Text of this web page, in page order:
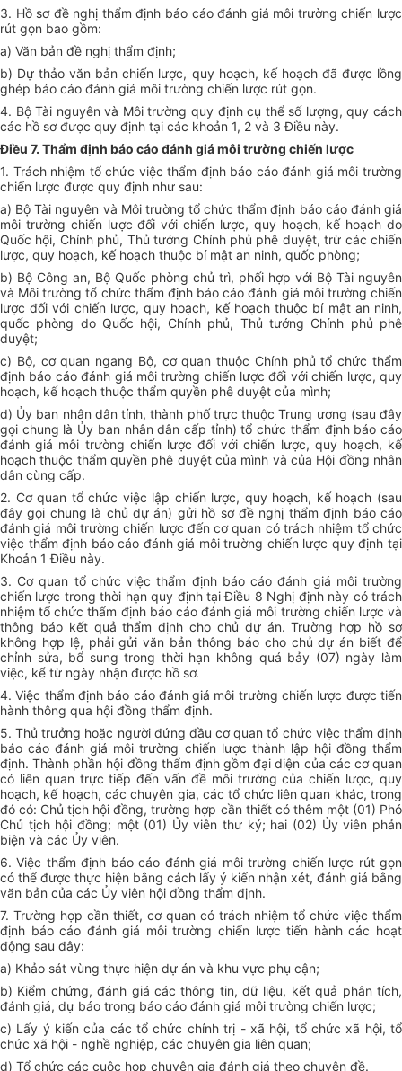
3. Hồ sơ đề nghị thẩm định báo cáo đánh giá môi trường chiến lược
rút gọn bao gồm:
a) Văn bản đề nghị thẩm định;
b) Dự thảo văn bản chiến lược, quy hoạch, kế hoạch đã được lồng
ghép báo cáo đánh giá môi trường chiến lược rút gọn.
4. Bộ Tài nguyên và Môi trường quy định cụ thể số lượng, quy cách
các hồ sơ được quy định tại các khoản 1, 2 và 3 Điều này.
Điều 7. Thẩm định báo cáo đánh giá môi trường chiến lược
1. Trách nhiệm tổ chức việc thẩm định báo cáo đánh giá môi trường
chiến lược được quy định như sau:
a) Bộ Tài nguyên và Môi trường tổ chức thẩm định báo cáo đánh giá
môi trường chiến lược đối với chiến lược, quy hoạch, kế hoạch do
Quốc hội, Chính phủ, Thủ tướng Chính phủ phê duyệt, trừ các chiến
lược, quy hoạch, kế hoạch thuộc bí mật an ninh, quốc phòng;
b) Bộ Công an, Bộ Quốc phòng chủ trì, phối hợp với Bộ Tài nguyên
và Môi trường tổ chức thẩm định báo cáo đánh giá môi trường chiến
lược đối với chiến lược, quy hoạch, kế hoạch thuộc bí mật an ninh,
quốc phòng do Quốc hội, Chính phủ, Thủ tướng Chính phủ phê
duyệt;
c) Bộ, cơ quan ngang Bộ, cơ quan thuộc Chính phủ tổ chức thẩm
định báo cáo đánh giá môi trường chiến lược đối với chiến lược, quy
hoạch, kế hoạch thuộc thẩm quyền phê duyệt của mình;
d) Ủy ban nhân dân tỉnh, thành phố trực thuộc Trung ương (sau đây
gọi chung là Ủy ban nhân dân cấp tỉnh) tổ chức thẩm định báo cáo
đánh giá môi trường chiến lược đối với chiến lược, quy hoạch, kế
hoạch thuộc thẩm quyền phê duyệt của mình và của Hội đồng nhân
dân cùng cấp.
2. Cơ quan tổ chức việc lập chiến lược, quy hoạch, kế hoạch (sau
đây gọi chung là chủ dự án) gửi hồ sơ đề nghị thẩm định báo cáo
đánh giá môi trường chiến lược đến cơ quan có trách nhiệm tổ chức
việc thẩm định báo cáo đánh giá môi trường chiến lược quy định tại
Khoản 1 Điều này.
3. Cơ quan tổ chức việc thẩm định báo cáo đánh giá môi trường
chiến lược trong thời hạn quy định tại Điều 8 Nghị định này có trách
nhiệm tổ chức thẩm định báo cáo đánh giá môi trường chiến lược và
thông báo kết quả thẩm định cho chủ dự án. Trường hợp hồ sơ
không hợp lệ, phải gửi văn bản thông báo cho chủ dự án biết để
chỉnh sửa, bổ sung trong thời hạn không quá bảy (07) ngày làm
việc, kể từ ngày nhận được hồ sơ.
4. Việc thẩm định báo cáo đánh giá môi trường chiến lược được tiến
hành thông qua hội đồng thẩm định.
5. Thủ trưởng hoặc người đứng đầu cơ quan tổ chức việc thẩm định
báo cáo đánh giá môi trường chiến lược thành lập hội đồng thẩm
định. Thành phần hội đồng thẩm định gồm đại diện của các cơ quan
có liên quan trực tiếp đến vấn đề môi trường của chiến lược, quy
hoạch, kế hoạch, các chuyên gia, các tổ chức liên quan khác, trong
đó có: Chủ tịch hội đồng, trường hợp cần thiết có thêm một (01) Phó
Chủ tịch hội đồng; một (01) Ủy viên thư ký; hai (02) Ủy viên phản
biện và các Ủy viên.
6. Việc thẩm định báo cáo đánh giá môi trường chiến lược rút gọn
có thể được thực hiện bằng cách lấy ý kiến nhận xét, đánh giá bằng
văn bản của các Ủy viên hội đồng thẩm định.
7. Trường hợp cần thiết, cơ quan có trách nhiệm tổ chức việc thẩm
định báo cáo đánh giá môi trường chiến lược tiến hành các hoạt
động sau đây:
a) Khảo sát vùng thực hiện dự án và khu vực phụ cận;
b) Kiểm chứng, đánh giá các thông tin, dữ liệu, kết quả phân tích,
đánh giá, dự báo trong báo cáo đánh giá môi trường chiến lược;
c) Lấy ý kiến của các tổ chức chính trị - xã hội, tổ chức xã hội, tổ
chức xã hội - nghề nghiệp, các chuyên gia liên quan;
d) Tổ chức các cuộc họp chuyên gia đánh giá theo chuyên đề.